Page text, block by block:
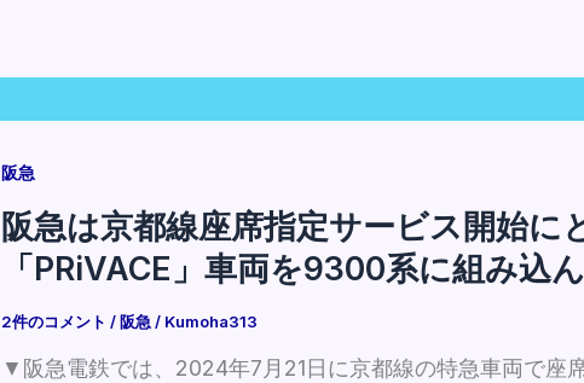
阪急
阪急は京都線座席指定サービス開始に
「PRiVACE」車両を9300系に組み込
2件のコメント /阪急 / Kumoha313
▼阪急電鉄では、2024年7月21日に京都線の特急車両で座